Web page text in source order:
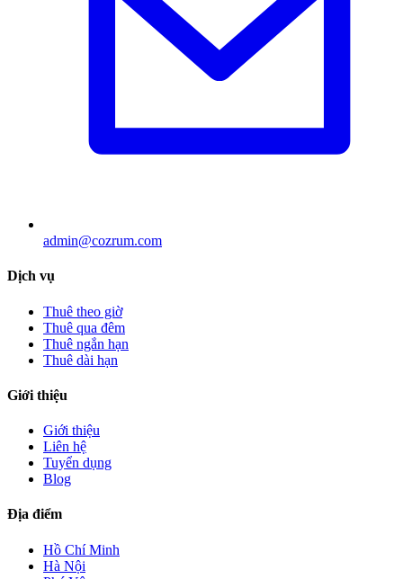
admin@cozrum.com
Dịch vụ
Thuê theo giờ
Thuê qua đêm
Thuê ngắn hạn
Thuê dài hạn
Giới thiệu
Giới thiệu
Liên hệ
Tuyển dụng
Blog
Địa điểm
Hồ Chí Minh
Hà Nội